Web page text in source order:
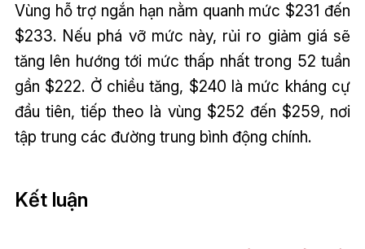
Vùng hỗ trợ ngắn hạn nằm quanh mức $231 đến
$233. Nếu phá vỡ mức này, rủi ro giảm giá sẽ
tăng lên hướng tới mức thấp nhất trong 52 tuần
gần $222. Ở chiều tăng, $240 là mức kháng cự
đầu tiên, tiếp theo là vùng $252 đến $259, nơi
tập trung các đường trung bình động chính.
Kết luận